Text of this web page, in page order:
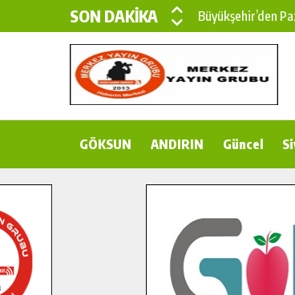
SON DAKİKA
Büyükşehir’den
Büyükşehir’den
Çin’den KSÜ’ye
Gençler Pusula
İlçe Jandarma
Bertiz’in Yeni
GÖKSUN ANDIRIN Güncel